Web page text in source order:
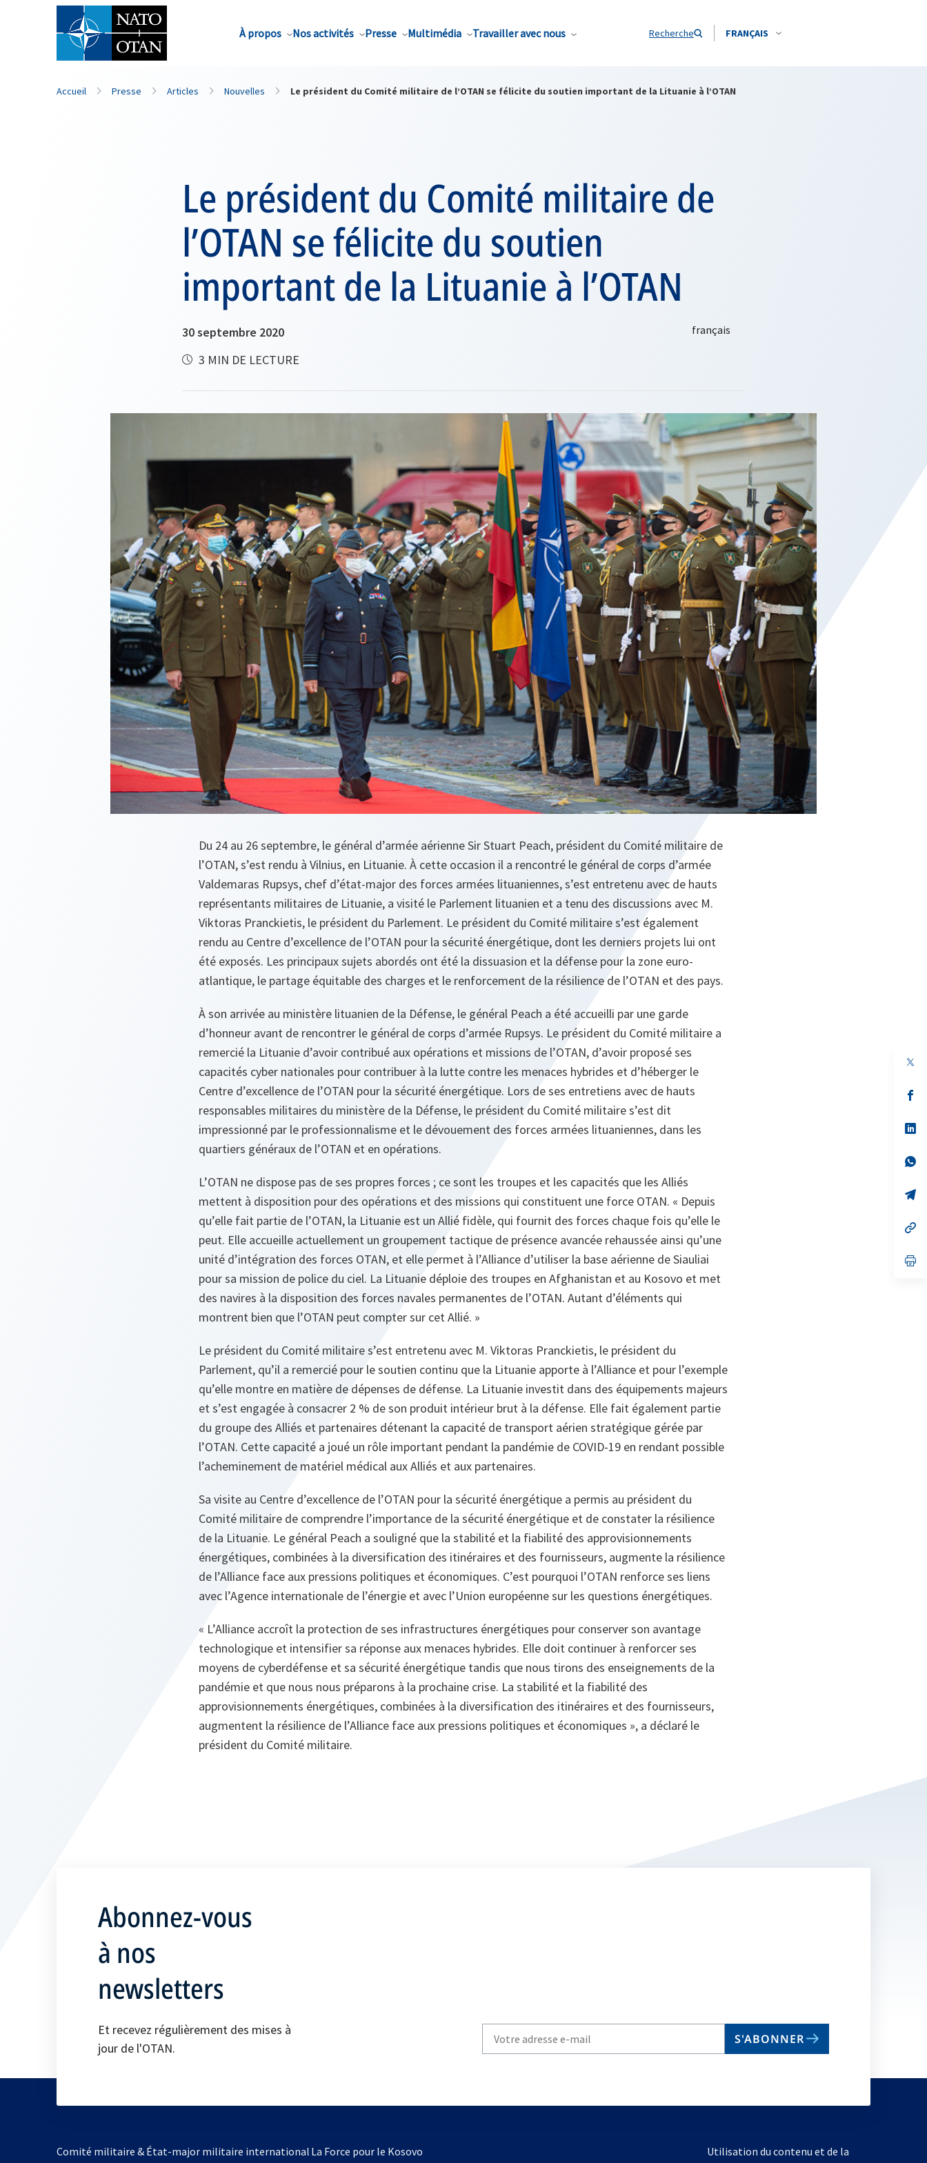
À propos Nos activités Presse Multimédia Travailler avec nous Recherche FRANÇAIS
Nom de famille*
Accueil Presse Articles Nouvelles Le président du Comité militaire de l’OTAN se félicite du soutien important de la Lituanie à l’OTAN
Le président du Comité militaire de
l’OTAN se félicite du soutien
important de la Lituanie à l’OTAN
30 septembre 2020
3 MIN DE LECTURE
Du 24 au 26 septembre, le général d’armée aérienne Sir Stuart Peach, président du Comité militaire de
l’OTAN, s’est rendu à Vilnius, en Lituanie. À cette occasion il a rencontré le général de corps d’armée
Valdemaras Rupsys, chef d’état-major des forces armées lituaniennes, s’est entretenu avec de hauts
représentants militaires de Lituanie, a visité le Parlement lituanien et a tenu des discussions avec M.
Viktoras Pranckietis, le président du Parlement. Le président du Comité militaire s’est également
rendu au Centre d’excellence de l’OTAN pour la sécurité énergétique, dont les derniers projets lui ont
été exposés. Les principaux sujets abordés ont été la dissuasion et la défense pour la zone euro-
atlantique, le partage équitable des charges et le renforcement de la résilience de l’OTAN et des pays.
À son arrivée au ministère lituanien de la Défense, le général Peach a été accueilli par une garde
d’honneur avant de rencontrer le général de corps d’armée Rupsys. Le président du Comité militaire a
remercié la Lituanie d’avoir contribué aux opérations et missions de l’OTAN, d’avoir proposé ses
capacités cyber nationales pour contribuer à la lutte contre les menaces hybrides et d’héberger le
Centre d’excellence de l’OTAN pour la sécurité énergétique. Lors de ses entretiens avec de hauts
responsables militaires du ministère de la Défense, le président du Comité militaire s’est dit
impressionné par le professionnalisme et le dévouement des forces armées lituaniennes, dans les
quartiers généraux de l’OTAN et en opérations.
L’OTAN ne dispose pas de ses propres forces ; ce sont les troupes et les capacités que les Alliés
mettent à disposition pour des opérations et des missions qui constituent une force OTAN. « Depuis
qu’elle fait partie de l’OTAN, la Lituanie est un Allié fidèle, qui fournit des forces chaque fois qu’elle le
peut. Elle accueille actuellement un groupement tactique de présence avancée rehaussée ainsi qu’une
unité d’intégration des forces OTAN, et elle permet à l’Alliance d’utiliser la base aérienne de Siauliai
pour sa mission de police du ciel. La Lituanie déploie des troupes en Afghanistan et au Kosovo et met
des navires à la disposition des forces navales permanentes de l’OTAN. Autant d’éléments qui
montrent bien que l’OTAN peut compter sur cet Allié. »
Le président du Comité militaire s’est entretenu avec M. Viktoras Pranckietis, le président du
Parlement, qu’il a remercié pour le soutien continu que la Lituanie apporte à l’Alliance et pour l’exemple
qu’elle montre en matière de dépenses de défense. La Lituanie investit dans des équipements majeurs
et s’est engagée à consacrer 2 % de son produit intérieur brut à la défense. Elle fait également partie
du groupe des Alliés et partenaires détenant la capacité de transport aérien stratégique gérée par
l’OTAN. Cette capacité a joué un rôle important pendant la pandémie de COVID-19 en rendant possible
l’acheminement de matériel médical aux Alliés et aux partenaires.
Sa visite au Centre d’excellence de l’OTAN pour la sécurité énergétique a permis au président du
Comité militaire de comprendre l’importance de la sécurité énergétique et de constater la résilience
de la Lituanie. Le général Peach a souligné que la stabilité et la fiabilité des approvisionnements
énergétiques, combinées à la diversification des itinéraires et des fournisseurs, augmente la résilience
de l’Alliance face aux pressions politiques et économiques. C’est pourquoi l’OTAN renforce ses liens
avec l’Agence internationale de l’énergie et avec l’Union européenne sur les questions énergétiques.
« L’Alliance accroît la protection de ses infrastructures énergétiques pour conserver son avantage
technologique et intensifier sa réponse aux menaces hybrides. Elle doit continuer à renforcer ses
moyens de cyberdéfense et sa sécurité énergétique tandis que nous tirons des enseignements de la
pandémie et que nous nous préparons à la prochaine crise. La stabilité et la fiabilité des
approvisionnements énergétiques, combinées à la diversification des itinéraires et des fournisseurs,
augmentent la résilience de l’Alliance face aux pressions politiques et économiques », a déclaré le
président du Comité militaire.
Abonnez-vous
à nos
newsletters
Et recevez régulièrement des mises à
jour de l'OTAN.
S'ABONNER
Comité militaire & État-major militaire international La Force pour le Kosovos’ouvre Utilisation du contenu et de la